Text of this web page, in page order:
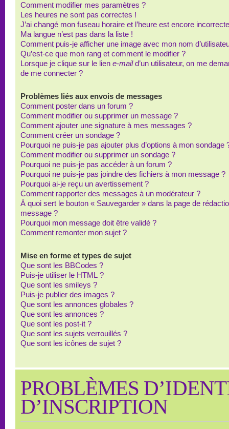
Comment modifier mes paramètres ?
Les heures ne sont pas correctes !
J’ai changé mon fuseau horaire et l’heure est encore
Ma langue n’est pas dans la liste !
Comment puis-je afficher une image avec mon nom
Qu’est-ce que mon rang et comment le modifier ?
Lorsque je clique sur le lien e-maild’un utilisateur, on me
de me connecter ?
Problèmes liés aux envois de messages
Comment poster dans un forum ?
Comment modifier ou supprimer un message ?
Comment ajouter une signature à mes messages ?
Comment créer un sondage ?
Pourquoi ne puis-je pas ajouter plus d’options à mon sondage
Comment modifier ou supprimer un sondage ?
Pourquoi ne puis-je pas accéder à un forum ?
Pourquoi ne puis-je pas joindre des fichiers à mon message ?
Pourquoi ai-je reçu un avertissement ?
Comment rapporter des messages à un modérateur ?
À quoi sert le bouton « Sauvegarder » dans la page de
message ?
Pourquoi mon message doit être validé ?
Comment remonter mon sujet ?
Mise en forme et types de sujet
Que sont les BBCodes ?
Puis-je utiliser le HTML ?
Que sont les smileys ?
Puis-je publier des images ?
Que sont les annonces globales ?
Que sont les annonces ?
Que sont les post-it ?
Que sont les sujets verrouillés ?
Que sont les icônes de sujet ?
PROBLÈMES
D’INSCRIPTION